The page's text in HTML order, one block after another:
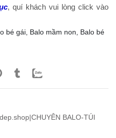
, quí khách vui lòng click vào
bé gái Balo mầm non
Balo bé
BALO-TÚI